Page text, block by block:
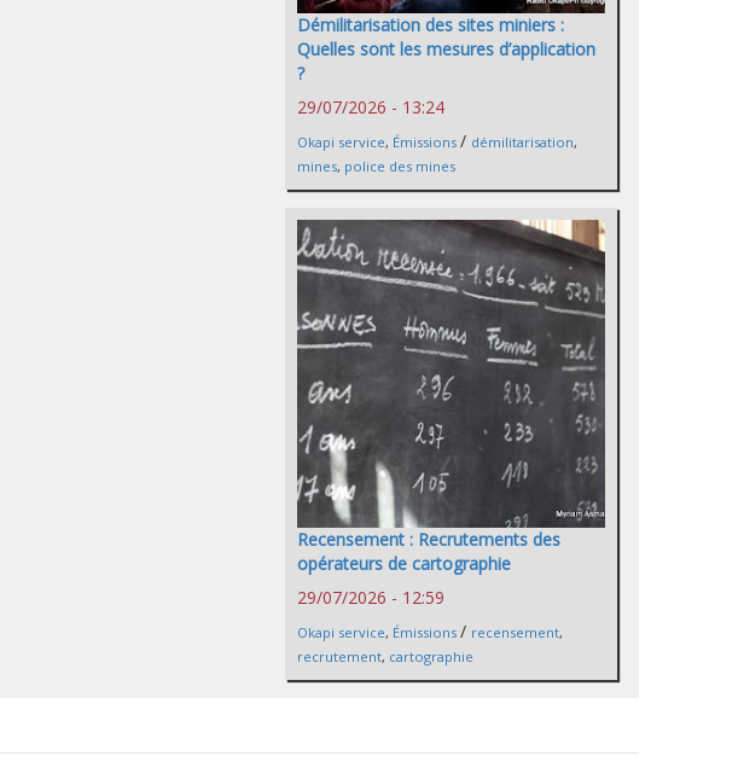
Démilitarisation des sites miniers :
Quelles sont les mesures d’application
?
29/07/2026 - 13:24
Okapi service, Émissions / démilitarisation,
mines, police des mines
Recensement : Recrutements des
opérateurs de cartographie
29/07/2026 - 12:59
Okapi service, Émissions / recensement,
recrutement, cartographie